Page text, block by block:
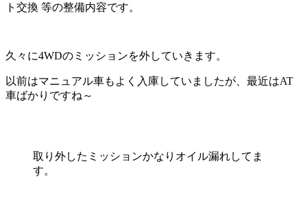
ト交換 等の整備内容です。
久々に4WDのミッションを外していきます。
以前はマニュアル車もよく入庫していましたが、最近はAT
車ばかりですね～
取り外したミッションかなりオイル漏れしてま
す。